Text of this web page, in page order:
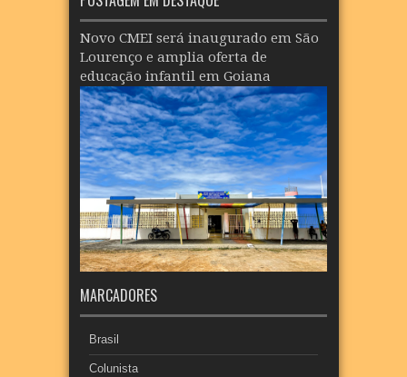
Novo CMEI será inaugurado em São
Lourenço e amplia oferta de
educação infantil em Goiana
MARCADORES
Brasil
Colunista